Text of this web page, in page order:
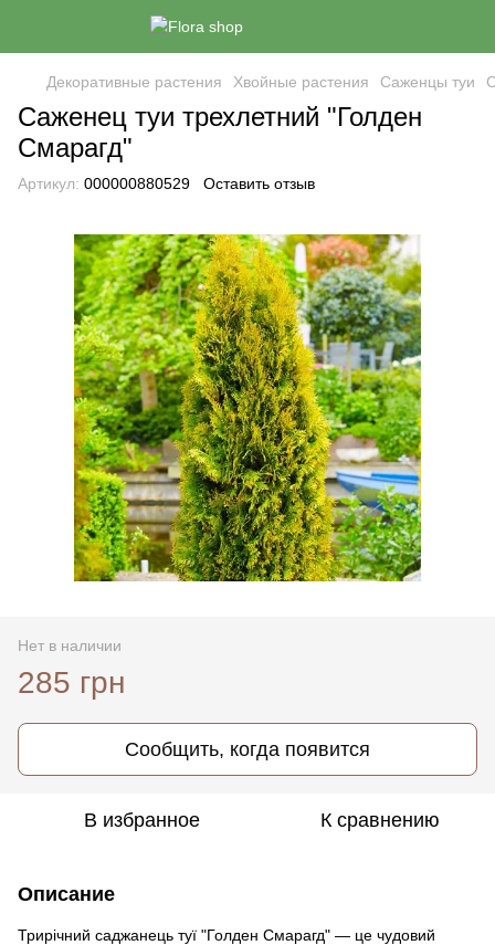
Декоративные растения Хвойные растения Саженцы туи
Саженец туи трехлетний "Голден
Смарагд"
Артикул: 000000880529 Оставить отзыв
Нет в наличии
285 грн
Сообщить, когда появится
В избранное К сравнению
Описание
Трирічний саджанець туї "Голден Смарагд" — це чудовий